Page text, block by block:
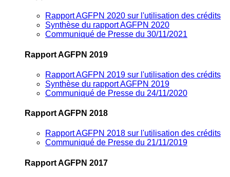
Rapport AGFPN 2020 sur l'utilisation des crédits
Synthèse du rapport AGFPN 2020
Communiqué de Presse du 30/11/2021
Rapport AGFPN 2019
Rapport AGFPN 2019 sur l'utilisation des crédits
Synthèse du rapport AGFPN 2019
Communiqué de Presse du 24/11/2020
Rapport AGFPN 2018
Rapport AGFPN 2018 sur l'utilisation des crédits
Communiqué de Presse du 21/11/2019
Rapport AGFPN 2017